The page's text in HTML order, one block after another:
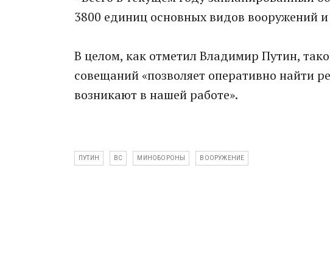
3800 единиц основных видов вооружений
В целом, как отметил Владимир Путин,
совещаний «позволяет оперативно найти
возникают в нашей работе».
ПУТИН ВС МИНОБОРОНЫ ВООРУЖЕНИЕ